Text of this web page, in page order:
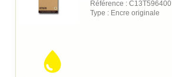
Référence : C13T596400
Type : Encre originale